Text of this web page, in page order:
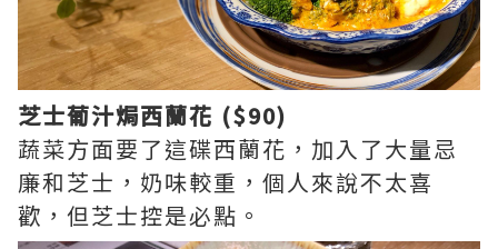
芝士葡汁焗西蘭花 ($90)
蔬菜方面要了這碟西蘭花，加入了大量忌
廉和芝士，奶味較重，個人來說不太喜
歡，但芝士控是必點。